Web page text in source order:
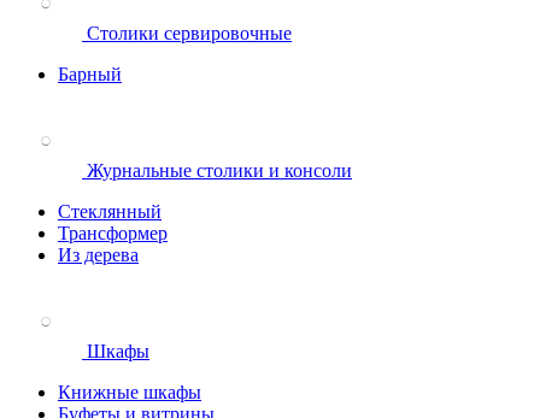
Столики сервировочные
Барный
Журнальные столики и консоли
Стеклянный
Трансформер
Из дерева
Шкафы
Книжные шкафы
Буфеты и витрины